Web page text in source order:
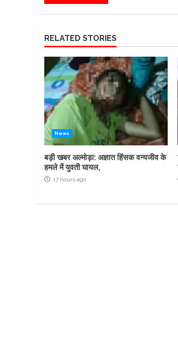
RELATED STORIES
News
बड़ी खबर अल्मोड़ा: अज्ञात हिंसक वन्यजीव के
हमले में युवती घायल,
17 hours ago